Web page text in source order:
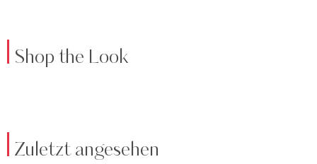
Shop the Look
Zuletzt angesehen